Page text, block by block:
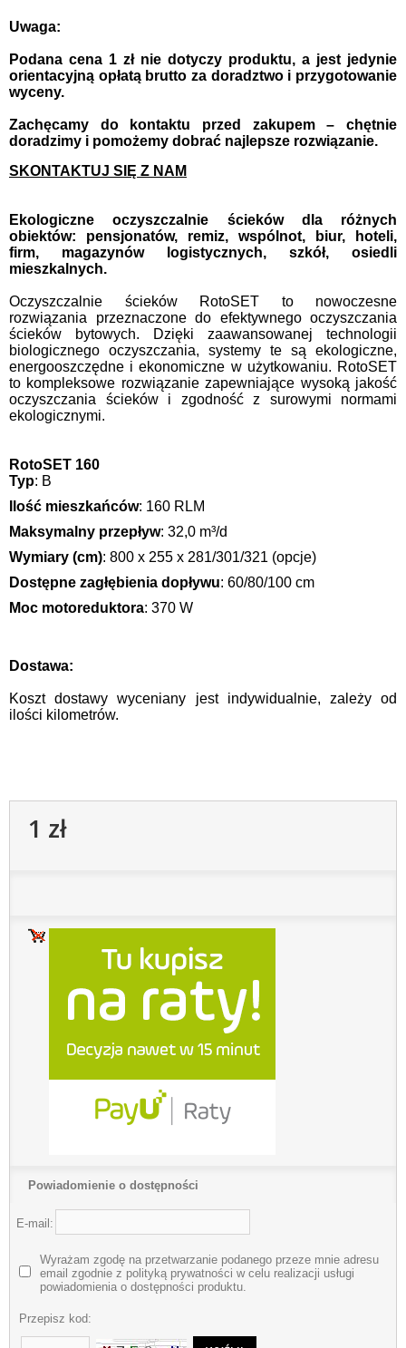
Uwaga:
Podana cena 1 zł nie dotyczy produktu, a jest jedynie
orientacyjną opłatą brutto za doradztwo i przygotowanie
wyceny.
Zachęcamy do kontaktu przed zakupem – chętnie
doradzimy i pomożemy dobrać najlepsze rozwiązanie.
SKONTAKTUJ SIĘ Z NAM
Ekologiczne oczyszczalnie ścieków dla różnych
obiektów: pensjonatów, remiz, wspólnot, biur, hoteli,
firm, magazynów logistycznych, szkół, osiedli
mieszkalnych.
Oczyszczalnie ścieków RotoSET to nowoczesne
rozwiązania przeznaczone do efektywnego oczyszczania
ścieków bytowych. Dzięki zaawansowanej technologii
biologicznego oczyszczania, systemy te są ekologiczne,
energooszczędne i ekonomiczne w użytkowaniu. RotoSET
to kompleksowe rozwiązanie zapewniające wysoką jakość
oczyszczania ścieków i zgodność z surowymi normami
ekologicznymi.
RotoSET 160
Typ: B
Ilość mieszkańców: 160 RLM
Maksymalny przepływ: 32,0 m³/d
Wymiary (cm): 800 x 255 x 281/301/321 (opcje)
Dostępne zagłębienia dopływu: 60/80/100 cm
Moc motoreduktora: 370 W
Dostawa:
Koszt dostawy wyceniany jest indywidualnie, zależy od
ilości kilometrów.
1 zł
Powiadomienie o dostępności
E-mail:
Wyrażam zgodę na przetwarzanie podanego przeze mnie adresu
email zgodnie z polityką prywatności w celu realizacji usługi
powiadomienia o dostępności produktu.
Przepisz kod: